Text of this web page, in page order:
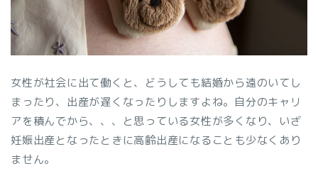
女性が社会に出て働くと、どうしても結婚から遠のいてし
まったり、出産が遅くなったりしますよね。自分のキャリ
アを積んでから、、、と思っている女性が多くなり、いざ
妊娠出産となったときに高齢出産になることも少なくあり
ません。